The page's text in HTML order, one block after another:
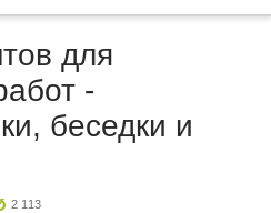
для
-
беседки и
2 113